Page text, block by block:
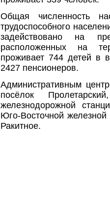
Общая численность
трудоспособного
задействовано на
расположенных на
проживает 744 детей в
2427 пенсионеров.
Административным
посёлок
железнодорожной
Юго-Восточной
Ракитное.